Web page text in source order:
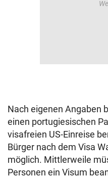
Nach eigenen Angaben
einen portugiesischen
visafreien US-Einreise
Bürger nach dem Visa
möglich. Mittlerweile
Personen ein Visum